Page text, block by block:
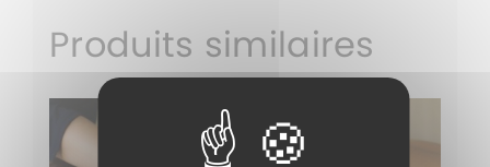
Produits similaires